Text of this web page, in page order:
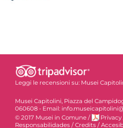
Leggi le recensioni su: Musei
Musei Capitolini, Piazza del
060608 - Email:
© 2017 Musei in Comune / Privacy
Responsabilidades / Credits /